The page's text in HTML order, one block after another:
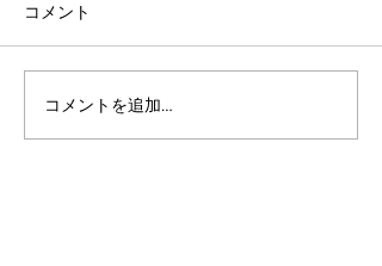
アルゴランドのポスト量
子暗号（PQC）ロードマ
コメント
コメントを追加…